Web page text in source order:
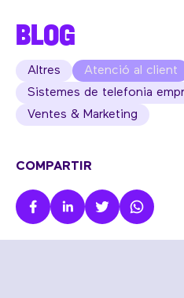
BLOG
Altres Atenció al client
Sistemes de telefonia
Ventes & Marketing
COMPARTIR